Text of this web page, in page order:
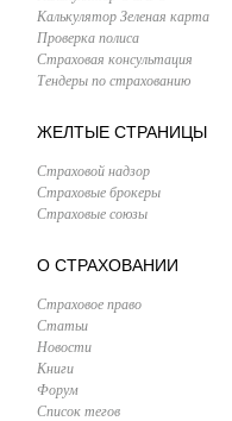
Калькулятор Зеленая карта
Проверка полиса
Страховая консультация
Тендеры по страхованию
ЖЕЛТЫЕ СТРАНИЦЫ
Страховой надзор
Страховые брокеры
Страховые союзы
О СТРАХОВАНИИ
Страховое право
Статьи
Новости
Книги
Форум
Список тегов